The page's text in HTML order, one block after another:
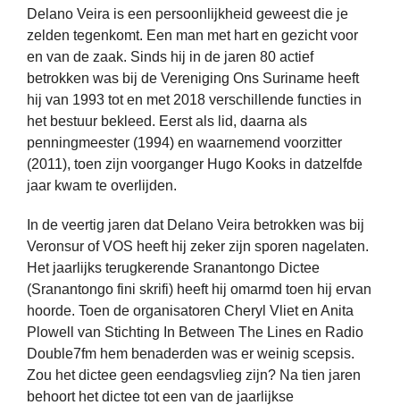
Delano Veira is een persoonlijkheid geweest die je
zelden tegenkomt. Een man met hart en gezicht voor
en van de zaak. Sinds hij in de jaren 80 actief
betrokken was bij de Vereniging Ons Suriname heeft
hij van 1993 tot en met 2018 verschillende functies in
het bestuur bekleed. Eerst als lid, daarna als
penningmeester (1994) en waarnemend voorzitter
(2011), toen zijn voorganger Hugo Kooks in datzelfde
jaar kwam te overlijden.
In de veertig jaren dat Delano Veira betrokken was bij
Veronsur of VOS heeft hij zeker zijn sporen nagelaten.
Het jaarlijks terugkerende Sranantongo Dictee
(Sranantongo fini skrifi) heeft hij omarmd toen hij ervan
hoorde. Toen de organisatoren Cheryl Vliet en Anita
Plowell van Stichting In Between The Lines en Radio
Double7fm hem benaderden was er weinig scepsis.
Zou het dictee geen eendagsvlieg zijn? Na tien jaren
behoort het dictee tot een van de jaarlijkse